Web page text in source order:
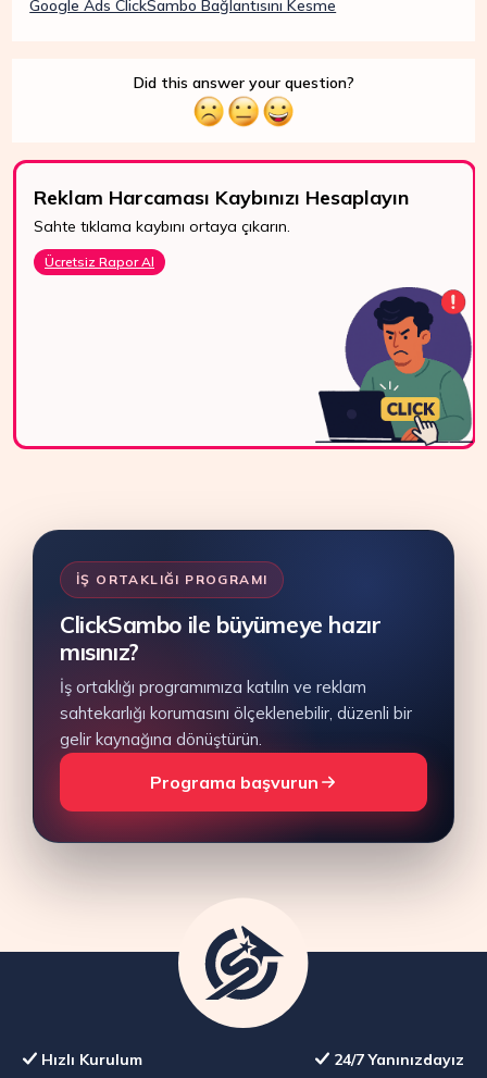
Google Ads ClickSambo Bağlantısını Kesme
Did this answer your question?
Reklam Harcaması Kaybınızı Hesaplayın
Sahte tıklama kaybını ortaya çıkarın.
Ücretsiz Rapor Al
7/24 Destek
WhatsApp, canlı
İŞ ORTAKLIĞI PROGRAMI
ClickSambo ile büyümeye hazır
mısınız?
İş ortaklığı programımıza katılın ve reklam
sahtekarlığı korumasını ölçeklenebilir, düzenli bir
gelir kaynağına dönüştürün.
Programa başvurun
Hızlı Kurulum 24/7 Yanınızdayız